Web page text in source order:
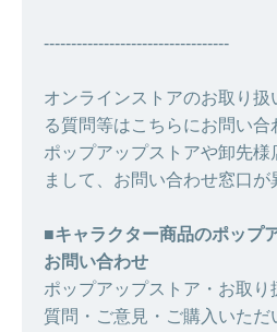
----------------------------------
オンラインストアのお取り
る質問等はこちらにお問い合
ポップアップストアや卸先様
まして、お問い合わせ窓口が
■キャラクター商品のポップ
お問い合わせ
ポップアップストア・お取
質問・ご意見・ご購入いた